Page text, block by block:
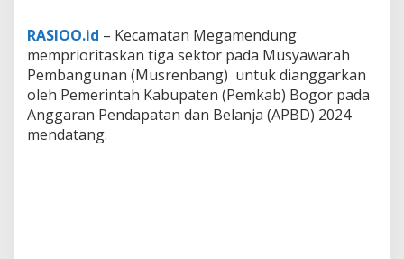
RASIOO.id – Kecamatan Megamendung
memprioritaskan tiga sektor pada Musyawarah
Pembangunan (Musrenbang) untuk dianggarkan
oleh Pemerintah Kabupaten (Pemkab) Bogor pada
Anggaran Pendapatan dan Belanja (APBD) 2024
mendatang.